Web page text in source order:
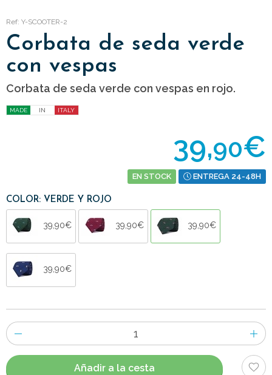
Ref: Y-SCOOTER-2
Corbata de seda verde
con vespas
Corbata de seda verde con vespas en rojo.
MADE IN ITALY
39,90€
EN STOCK ENTREGA 24-48H
COLOR: VERDE Y ROJO
39,90€ 39,90€ 39,90€
39,90€
Número
de
artículos
Añadir a la cesta